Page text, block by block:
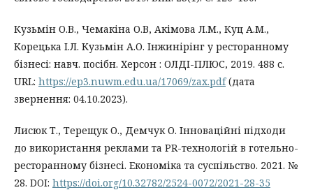
Кузьмін О.В., Чемакіна О.В, Акімова Л.М., Куц А.М.,
Корецька І.Л. Кузьмін А.О. Інжинірінг у ресторанному
бізнесі: навч. посібн. Херсон : ОЛДІ-ПЛЮС, 2019. 488 с.
URL: https://ep3.nuwm.edu.ua/17069/zax.pdf(дата
звернення: 04.10.2023).
Лисюк Т., Терещук О., Демчук О. Інноваційні підходи
до використання реклами та PR-технологій в готельно-
ресторанному бізнесі. Економіка та суспільство. 2021. №
28. DOI: https://doi.org/10.32782/2524-0072/2021-28-35